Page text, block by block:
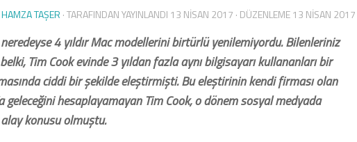
HAMZA TAŞER · TARAFINDAN YAYINLANDI 13 NISAN 2017 · DÜZENLEME13 NISAN 2017
4 yıldır Mac modellerini birtürlü yenilemiyordu. Bilenleriniz
Tim Cook evinde 3 yıldan fazla aynı bilgisayarı kullananları bir
ciddi bir şekilde eleştirmişti. Bu eleştirinin kendi firması olan
geleceğini hesaplayamayan Tim Cook, o dönem sosyal medyada
konusu olmuştu.